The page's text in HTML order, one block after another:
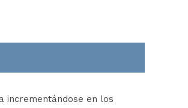
incrementándose en los